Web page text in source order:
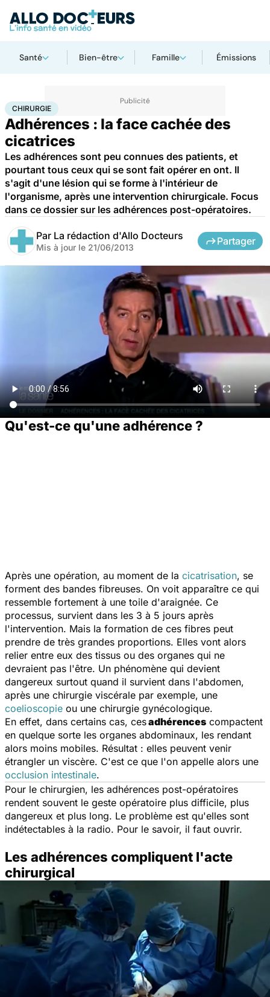
Santé Bien-être Famille Émissions
AccueilSanté Maladies
CHIRURGIE
Adhérences : la face cachée des
cicatrices
Les adhérences sont peu connues des patients, et
pourtant tous ceux qui se sont fait opérer en ont. Il
s'agit d'une lésion qui se forme à l'intérieur de
l'organisme, après une intervention chirurgicale. Focus
dans ce dossier sur les adhérences post-opératoires.
Par La rédaction d'Allo Docteurs
Mis à jour le 21/06/2013
Partager
Qu'est-ce qu'une adhérence ?
Après une opération, au moment de la cicatrisation, se
forment des bandes fibreuses. On voit apparaître ce qui
ressemble fortement à une toile d'araignée. Ce
processus, survient dans les 3 à 5 jours après
l'intervention. Mais la formation de ces fibres peut
prendre de très grandes proportions. Elles vont alors
relier entre eux des tissus ou des organes qui ne
devraient pas l'être. Un phénomène qui devient
dangereux surtout quand il survient dans l'abdomen,
après une chirurgie viscérale par exemple, une
coelioscopie ou une chirurgie gynécologique.
En effet, dans certains cas, cesadhérences compactent
en quelque sorte les organes abdominaux, les rendant
alors moins mobiles. Résultat : elles peuvent venir
étrangler un viscère. C'est ce que l'on appelle alors une
occlusion intestinale.
Pour le chirurgien, les adhérences post-opératoires
rendent souvent le geste opératoire plus difficile, plus
dangereux et plus long. Le problème est qu'elles sont
indétectables à la radio. Pour le savoir, il faut ouvrir.
Les adhérences compliquent l'acte
chirurgical